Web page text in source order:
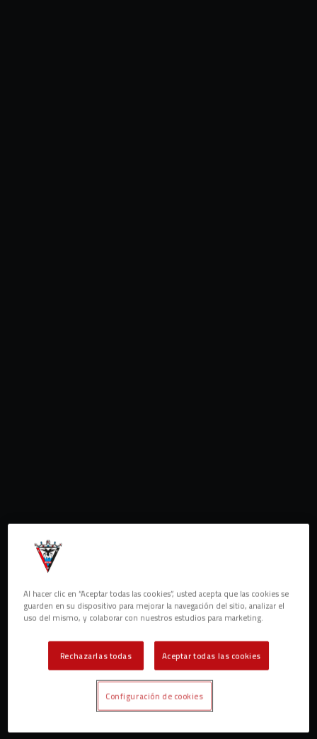
Al hacer clic en “Aceptar todas las cookies”, usted acepta que las cookies se
guarden en su dispositivo para mejorar la navegación del sitio, analizar el
uso del mismo, y colaborar con nuestros estudios para marketing.
Rechazarlas todas Aceptar todas las cookies
Configuración de cookies